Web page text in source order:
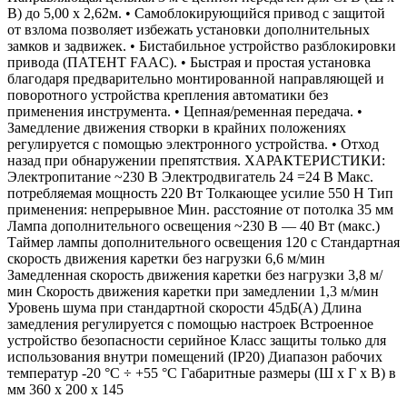
В) до 5,00 x 2,62м. • Самоблокирующийся привод с защитой
от взлома позволяет избежать установки дополнительных
замков и задвижек. • Бистабильное устройство разблокировки
привода (ПАТЕНТ FAAC). • Быстрая и простая установка
благодаря предварительно монтированной направляющей и
поворотного устройства крепления автоматики без
применения инструмента. • Цепная/ременная передача. •
Замедление движения створки в крайних положениях
регулируется с помощью электронного устройства. • Отход
назад при обнаружении препятствия. ХАРАКТЕРИСТИКИ:
Электропитание ~230 В Электродвигатель 24 =24 В Макс.
потребляемая мощность 220 Вт Толкающее усилие 550 Н Тип
применения: непрерывное Мин. расстояние от потолка 35 мм
Лампа дополнительного освещения ~230 В — 40 Вт (макс.)
Таймер лампы дополнительного освещения 120 с Стандартная
скорость движения каретки без нагрузки 6,6 м/мин
Замедленная скорость движения каретки без нагрузки 3,8 м/
мин Скорость движения каретки при замедлении 1,3 м/мин
Уровень шума при стандартной скорости 45дБ(A) Длина
замедления регулируется с помощью настроек Встроенное
устройство безопасности серийное Класс защиты только для
использования внутри помещений (IP20) Диапазон рабочих
температур -20 °C ÷ +55 °C Габаритные размеры (Ш x Г x В) в
мм 360 x 200 x 145